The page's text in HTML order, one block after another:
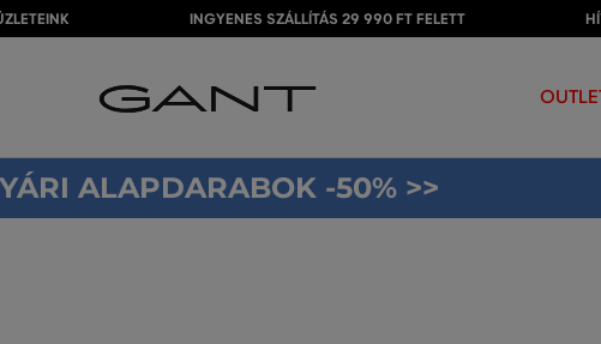
INGYENES SZÁLLÍTÁS 29 990 FT FELETT
ALAPDARABOK -50% >>